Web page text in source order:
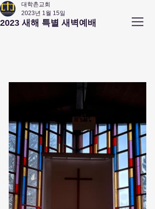
앤아버​ 대학촌 교회
2023 새해 특별 새벽예배
대학촌교회
2023년 1월 15일